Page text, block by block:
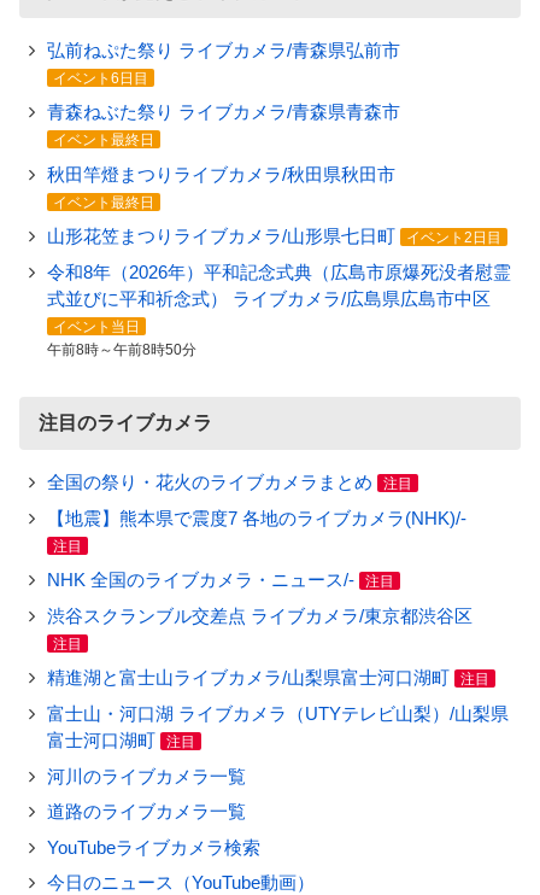
弘前ねぷた祭り ライブカメラ/青森県弘前市
イベント6日目
青森ねぶた祭り ライブカメラ/青森県青森市
イベント最終日
秋田竿燈まつりライブカメラ/秋田県秋田市
イベント最終日
山形花笠まつりライブカメラ/山形県七日町 イベント2日目
令和8年（2026年）平和記念式典（広島市原爆死没者慰霊
式並びに平和祈念式） ライブカメラ/広島県広島市中区
イベント当日
午前8時～午前8時50分
注目のライブカメラ
全国の祭り・花火のライブカメラまとめ 注目
【地震】熊本県で震度7 各地のライブカメラ(NHK)/-
注目
NHK 全国のライブカメラ・ニュース/- 注目
渋谷スクランブル交差点 ライブカメラ/東京都渋谷区
注目
精進湖と富士山ライブカメラ/山梨県富士河口湖町 注目
富士山・河口湖 ライブカメラ（UTYテレビ山梨）/山梨県
富士河口湖町
注目
河川のライブカメラ一覧
道路のライブカメラ一覧
YouTubeライブカメラ検索
今日のニュース（YouTube動画）